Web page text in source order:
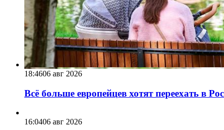
18:4606 авг 2026
Всё больше европейцев хотят переехать в
16:0406 авг 2026